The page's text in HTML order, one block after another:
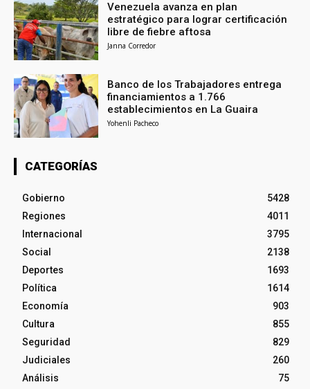
Venezuela avanza en plan
estratégico para lograr certificación
libre de fiebre aftosa
Janna Corredor
Banco de los Trabajadores entrega
financiamientos a 1.766
establecimientos en La Guaira
Yohenli Pacheco
CATEGORÍAS
Gobierno
5428
Regiones
4011
Internacional
3795
Social
2138
Deportes
1693
Política
1614
Economía
903
Cultura
855
Seguridad
829
Judiciales
260
Análisis
75